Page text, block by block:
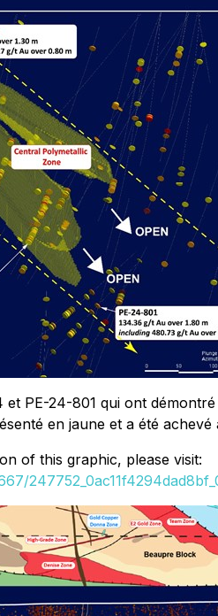
PE-24-801 qui ont
en jaune et a été
of this graphic, please visit: